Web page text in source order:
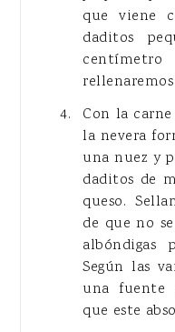
que viene
daditos
Con la
la nevera
una nuez y
daditos de
queso.
de que no
Según las
una fuente
que este